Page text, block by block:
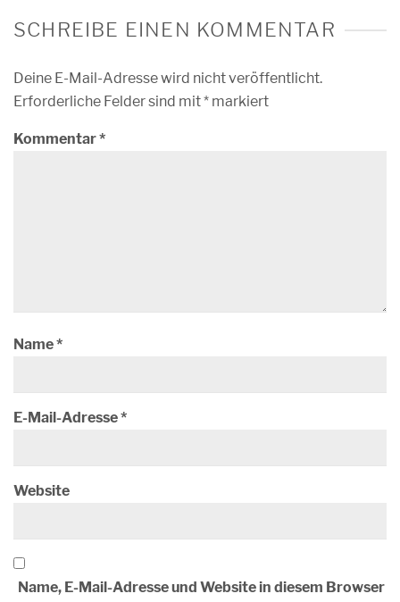
SCHREIBE EINEN KOMMENTAR
Deine E-Mail-Adresse wird nicht veröffentlicht.
Erforderliche Felder sind mit* markiert
Kommentar*
Name*
E-Mail-Adresse*
Website
Name, E-Mail-Adresse und Website in diesem Browser